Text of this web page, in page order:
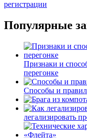
Популярные
Признаки и
перегонке
Способы и
легализировать